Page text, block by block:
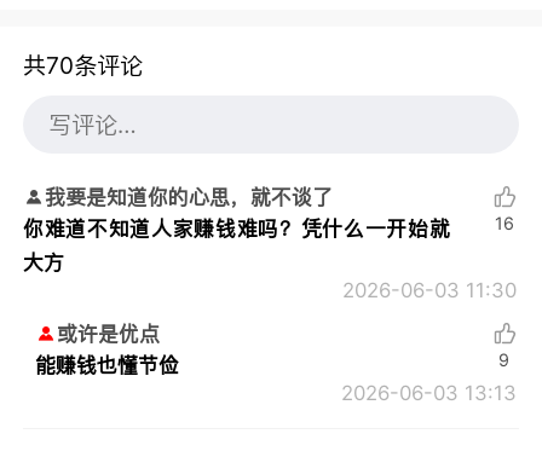
共70条评论
我要是知道你的心思，就不谈了
你难道不知道人家赚钱难吗？凭什么一开始就
大方
2026-06-03 11:30
16
或许是优点
能赚钱也懂节俭
2026-06-03 13:13
9